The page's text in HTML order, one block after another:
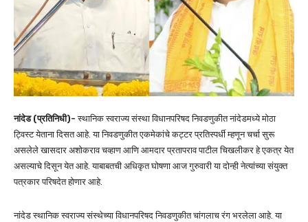
नांदेड (प्रतिनिधी)-स्थानिक स्वराज्य संस्था विधानपरिषद निवडणुकीत नांदेडमध्ये मोठा
ट्विस्ट येताना दिसत आहे. या निवडणुकीत एकमेकांचे कट्टर प्रतिस्पर्धी म्हणून चर्चा सुरू
असलेले खासदार अशोकराव चव्हाण आणि आमदार प्रतापराव पाटील चिखलीकर हे एकत्र येत
असल्याचे दिसून येत आहे. याबाबतची अधिकृत घोषणा आज गुरुवारी या दोन्ही नेत्यांच्या संयुक्त
पत्रकार परिषदेत होणार आहे.
नांदेड स्थानिक स्वराज्य संस्थेच्या विधानपरिषद निवडणुकीत चांगलाच रंग भरलेला आहे. या